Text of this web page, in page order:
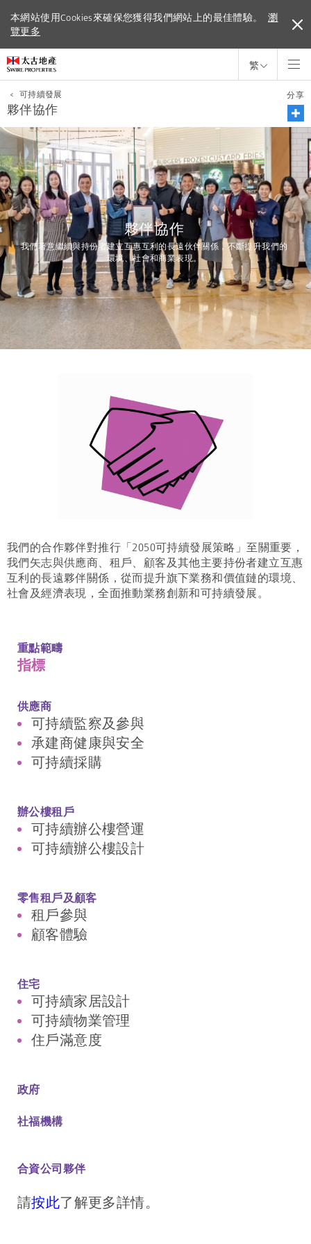
本網站使用Cookies來確保您獲得我們網站上的最佳體驗。
瀏
覽更多
本網站使用Cookies來確保您獲得我們網站上的最佳體驗。
瀏覽更多
繁
< 可持續發展
夥伴協作
分享
夥伴協作
我們著意繼續與持份者建立互惠互利的長遠伙伴關係，不斷提升我們的
環境、社會和商業表現。
我們的合作夥伴對推行「2050可持續發展策略」至關重要，
我們矢志與供應商、租戶、顧客及其他主要持份者建立互惠
互利的長遠夥伴關係，從而提升旗下業務和價值鏈的環境、
社會及經濟表現，全面推動業務創新和可持續發展。
重點範疇
指標
供應商
可持續監察及參與
承建商健康與安全
可持續採購
辦公樓租戶
可持續辦公樓營運
可持續辦公樓設計
零售租戶及顧客
租戶參與
顧客體驗
住宅
可持續家居設計
可持續物業管理
住戶滿意度
政府
社福機構
合資公司夥伴
請按此了解更多詳情。